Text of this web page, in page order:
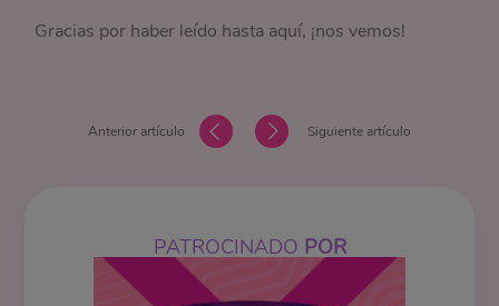
Gracias por haber leído hasta aquí, ¡nos vemos!
Anterior artículo Siguiente artículo
PATROCINADO POR